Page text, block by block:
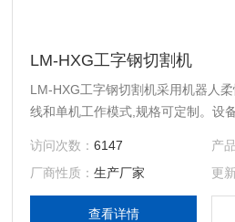
LM-HXG工字钢切割机
LM-HXG工字钢切割机采用机器人
线和单机工作模式,规格可定制。设
操作工只需将工件吊装在上料区,无
成送料、切割、除尘和出料,操作工
即可轻松实现机床操作编程。
访问次数：6147 产
厂商性质：生产厂家 更
查看详情